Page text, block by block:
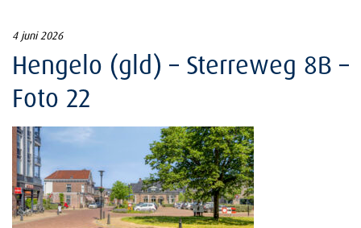
4 juni 2026
Hengelo (gld) – Sterreweg 8B –
Foto 22